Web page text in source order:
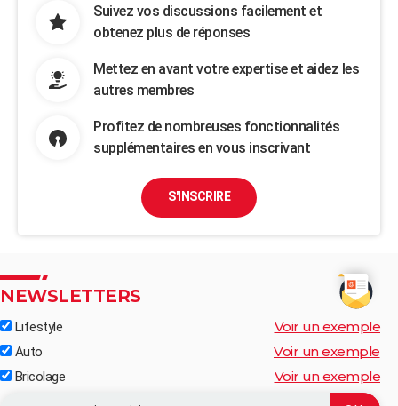
Suivez vos discussions facilement et
obtenez plus de réponses
Mettez en avant votre expertise et aidez les
autres membres
Profitez de nombreuses fonctionnalités
supplémentaires en vous inscrivant
S'INSCRIRE
NEWSLETTERS
Lifestyle Voir un exemple
Auto Voir un exemple
Bricolage Voir un exemple